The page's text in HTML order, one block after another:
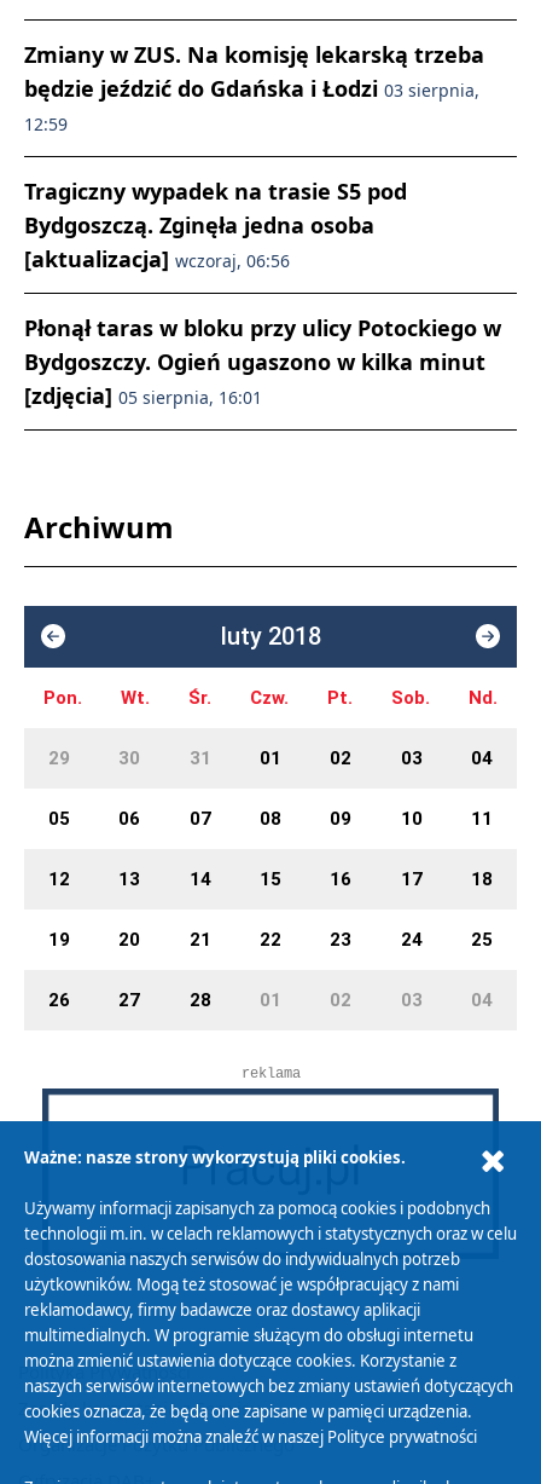
Zmiany w ZUS. Na komisję lekarską trzeba
będzie jeździć do Gdańska i Łodzi 03 sierpnia,
12:59
Tragiczny wypadek na trasie S5 pod
Bydgoszczą. Zginęła jedna osoba
[aktualizacja] wczoraj, 06:56
Płonął taras w bloku przy ulicy Potockiego w
Bydgoszczy. Ogień ugaszono w kilka minut
[zdjęcia] 05 sierpnia, 16:01
Archiwum
luty 2018
Pon. Wt. Śr. Czw. Pt. Sob. Nd.
29 30 31 01 02 03 04
05 06 07 08 09 10 11
12 13 14 15 16 17 18
19 20 21 22 23 24 25
26 27 28 01 02 03 04
reklama
Polityka Prywatności
Zasady korzystania z Serwisu
Organizacje Pożytku Publicznego
Ważne: nasze strony wykorzystują pliki cookies.
Używamy informacji zapisanych za pomocą cookies i podobnych
technologii m.in. w celach reklamowych i statystycznych oraz w celu
dostosowania naszych serwisów do indywidualnych potrzeb
użytkowników. Mogą też stosować je współpracujący z nami
reklamodawcy, firmy badawcze oraz dostawcy aplikacji
multimedialnych. W programie służącym do obsługi internetu
można zmienić ustawienia dotyczące cookies. Korzystanie z
naszych serwisów internetowych bez zmiany ustawień dotyczących
cookies oznacza, że będą one zapisane w pamięci urządzenia.
Więcej informacji można znaleźć w naszej Polityce prywatności